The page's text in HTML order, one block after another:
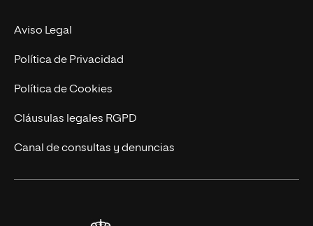
MBA
Marketing y Comunicación
Ingeniería
Diseño
Ciencias de la Salud
Contacto
Aviso Legal
Política de Privacidad
Política de Cookies
Cláusulas legales RGPD
Canal de consultas y denuncias